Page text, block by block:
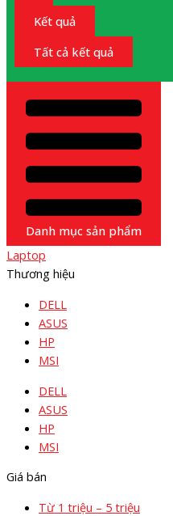
Kết quả
Tất cả kết quả
Danh mục sản phẩm
Laptop
Thương hiệu
DELL
ASUS
HP
MSI
DELL
ASUS
HP
MSI
Giá bán
Từ 1 triệu – 5 triệu